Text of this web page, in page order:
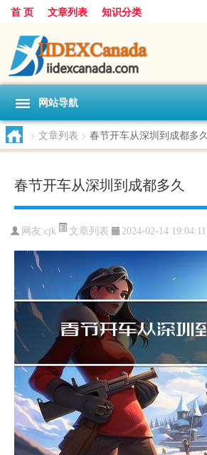
首 页 文章列表 知识分类
网站导航
> 文章列表 > 春节开车从深圳到成都多久
春节开车从深圳到成都多久
网友:cjk 文章列表 2024-02-14 19:04:11